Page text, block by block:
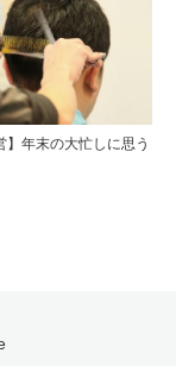
】年末の大忙しに思う